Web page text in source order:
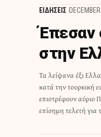
ΕΙΔΗΣΕΙΣ
Έπεσαν
στην
Τα λείψανα έξι
κατά την τουρκική
επιστρέφουν αύριο
επίσημη τελετή
πραγματοποιηθεί
Ιερό Ναό της του Θεού